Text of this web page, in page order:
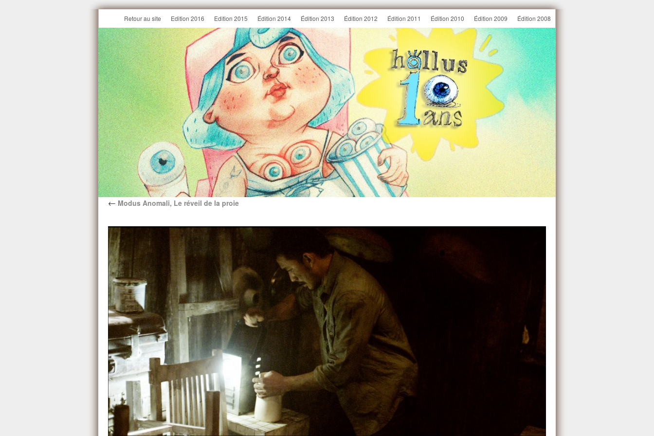
Retour au site Edition 2016 Edition 2015 Édition 2014 Édition 2013 Édition 2012 Édition 2011 Édition 2010 Édition 2009 Édition 2008
← Modus Anomali, Le réveil de la proie